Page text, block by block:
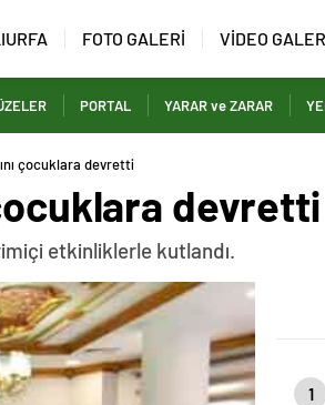
FOTO GALERİ VİDEO
PORTAL YARAR ve ZARAR
çocuklara devretti
devretti
etkinliklerle kutlandı.
1